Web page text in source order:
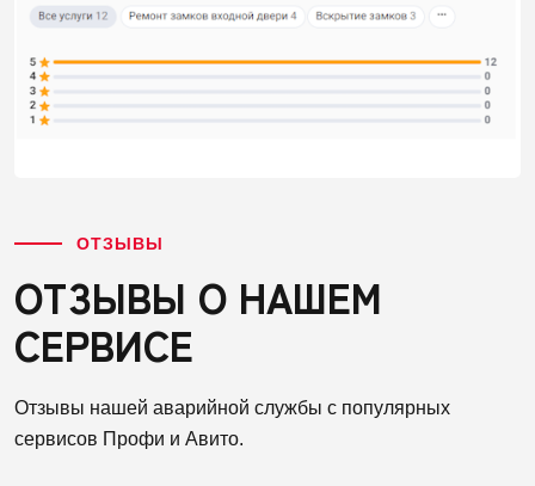
ОТЗЫВЫ
ОТЗЫВЫ О НАШЕМ
СЕРВИСЕ
Отзывы нашей аварийной службы с популярных
сервисов Профи и Авито.